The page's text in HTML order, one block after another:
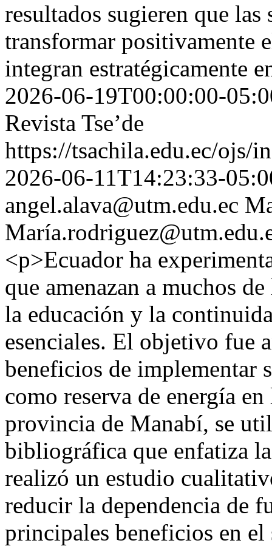
resultados sugieren que
transformar positivamente
integran estratégicamente
2026-06-19T00:00:00-
Revista Tse’de
https://tsachila.edu.ec/ojs/
2026-06-11T14:23:33-
angel.alava@utm.edu.ec
<p>Ecuador ha
que amenazan a muchos
la educación y la
esenciales. El objetivo fue
beneficios de implementar
como reserva de energía
provincia de Manabí, se
bibliográfica que enfatiza
realizó un estudio
reducir la dependencia de
principales beneficios en